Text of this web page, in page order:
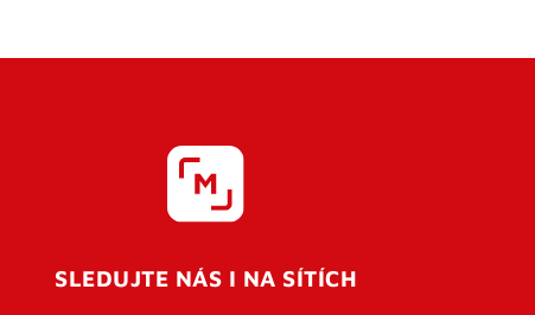
SLEDUJTE NÁS I NA SÍTÍCH